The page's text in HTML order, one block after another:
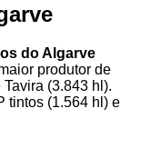
do Algarve
produtor de
(3.843 hl).
tintos (1.564 hl) e